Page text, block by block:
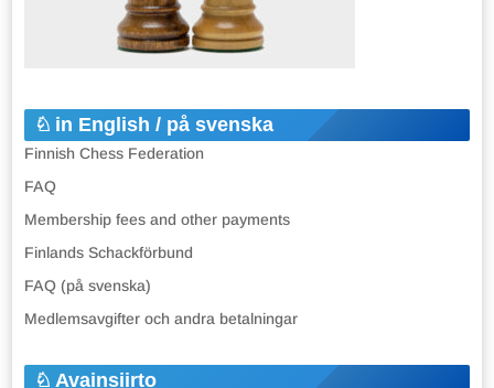
in English / på svenska
Finnish Chess Federation
FAQ
Membership fees and other payments
Finlands Schackförbund
FAQ (på svenska)
Medlemsavgifter och andra betalningar
Avainsiirto